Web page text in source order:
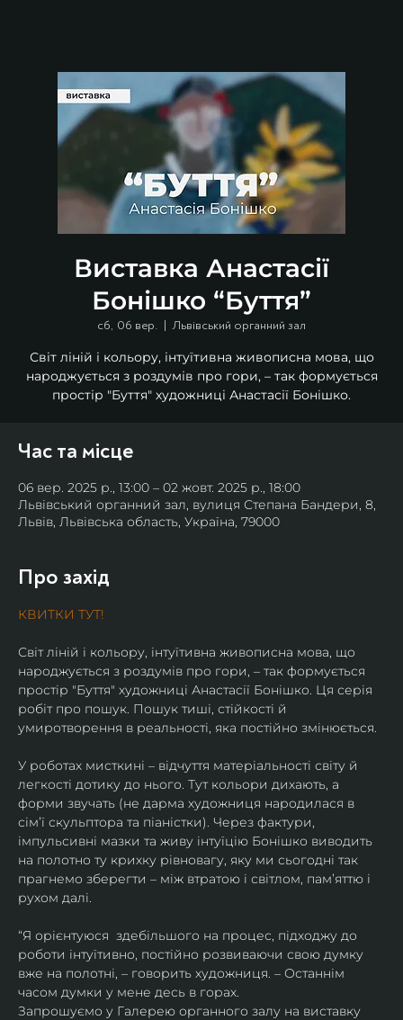
Виставка Анастасії
Бонішко “Буття”
сб, 06 вер.
  |
Львівський органний зал
Світ ліній і кольору, інтуїтивна живописна мова, що
народжується з роздумів про гори, – так формується
простір "Буття" художниці Анастасії Бонішко.
Час та місце
06 вер. 2025 р., 13:00 – 02 жовт. 2025 р., 18:00
Львівський органний зал, вулиця Степана Бандери, 8,
Львів, Львівська область, Україна, 79000
Про захід
КВИТКИ ТУТ!
Світ ліній і кольору, інтуїтивна живописна мова, що
народжується з роздумів про гори, – так формується
простір "Буття" художниці Анастасії Бонішко. Ця серія
робіт про пошук. Пошук тиші, стійкості й
умиротворення в реальності, яка постійно змінюється.
У роботах мисткині – відчуття матеріальності світу й
легкості дотику до нього. Тут кольори дихають, а
форми звучать (не дарма художниця народилася в
сімʼї скульптора та піаністки). Через фактури,
імпульсивні мазки та живу інтуїцію Бонішко виводить
на полотно ту крихку рівновагу, яку ми сьогодні так
прагнемо зберегти – між втратою і світлом, памʼяттю і
рухом далі.
“Я орієнтуюся  здебільшого на процес, підходжу до
роботи інтуїтивно, постійно розвиваючи свою думку
вже на полотні, – говорить художниця. – Останнім
часом думки у мене десь в горах.
Запрошуємо у Галерею органного залу на виставку